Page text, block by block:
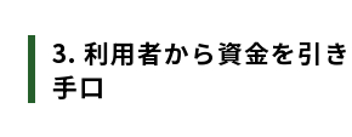
3. 利用者から資金を引
手口